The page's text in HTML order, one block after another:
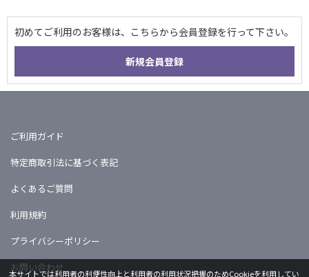
ご利用ガイド
特定商取引法に基づく表記
よくあるご質問
利用規約
プライバシーポリシー
お問い合わせ
本サイトでは利用者の利便性向上と利用者の利用状況把握のためCookieを利用してい